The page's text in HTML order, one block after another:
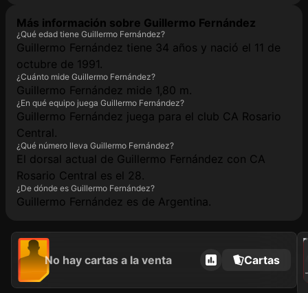
Más información sobre Guillermo Fernández
¿Qué edad tiene Guillermo Fernández?
Guillermo Fernández tiene 34 años y nació el 11 de
octubre de 1991.
¿Cuánto mide Guillermo Fernández?
Guillermo Fernández mide 1,80 m.
¿En qué equipo juega Guillermo Fernández?
Guillermo Fernández juega para el club CA Rosario
Central.
¿Qué número lleva Guillermo Fernández?
El dorsal actual de Guillermo Fernández con CA
Rosario Central es el 28.
¿De dónde es Guillermo Fernández?
Guillermo Fernández es de Argentina.
No hay cartas a la venta Cartas
2022